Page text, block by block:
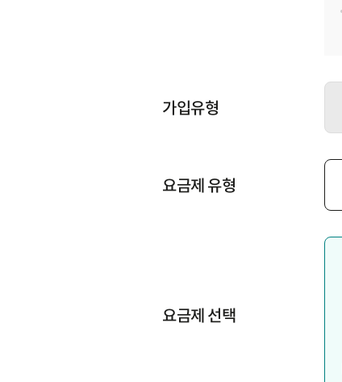
가입유형
요금제 유형
요금제 선택